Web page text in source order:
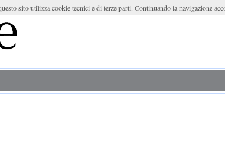
sito utilizza cookie tecnici e di terze parti. Continuando la navigazione